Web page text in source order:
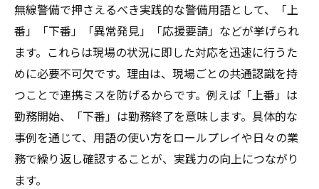
無線警備で押さえるべき実践的な警備用語として、「上
番」「下番」「異常発見」「応援要請」などが挙げられ
ます。これらは現場の状況に即した対応を迅速に行うた
めに必要不可欠です。理由は、現場ごとの共通認識を持
つことで連携ミスを防げるからです。例えば「上番」は
勤務開始、「下番」は勤務終了を意味します。具体的な
事例を通じて、用語の使い方をロールプレイや日々の業
務で繰り返し確認することが、実践力の向上につながり
ます。